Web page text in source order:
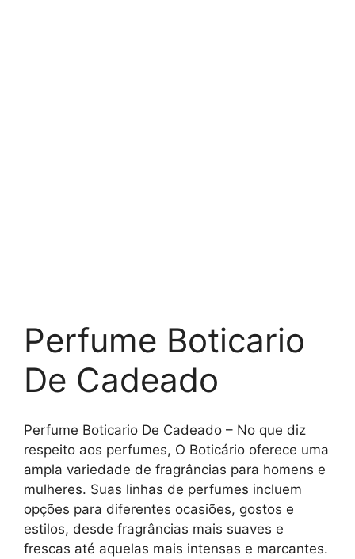
Perfume Boticario
De Cadeado
Perfume Boticario De Cadeado – No que diz
respeito aos perfumes, O Boticário oferece uma
ampla variedade de fragrâncias para homens e
mulheres. Suas linhas de perfumes incluem
opções para diferentes ocasiões, gostos e
estilos, desde fragrâncias mais suaves e
frescas até aquelas mais intensas e marcantes.